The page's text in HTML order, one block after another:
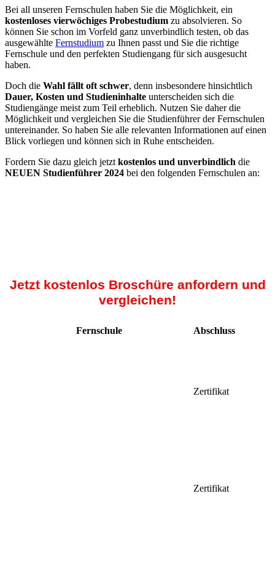
Bei all unseren Fernschulen haben Sie die Möglichkeit, ein
kostenloses vierwöchiges Probestudium zu absolvieren. So
können Sie schon im Vorfeld ganz unverbindlich testen, ob das
ausgewählte Fernstudium zu Ihnen passt und Sie die richtige
Fernschule und den perfekten Studiengang für sich ausgesucht
haben.
Doch die Wahl fällt oft schwer, denn insbesondere hinsichtlich
Dauer, Kosten und Studieninhalte unterscheiden sich die
Studiengänge meist zum Teil erheblich. Nutzen Sie daher die
Möglichkeit und vergleichen Sie die Studienführer der Fernschulen
untereinander. So haben Sie alle relevanten Informationen auf einen
Blick vorliegen und können sich in Ruhe entscheiden.
Fordern Sie dazu gleich jetzt kostenlos und unverbindlich die
NEUEN Studienführer 2024 bei den folgenden Fernschulen an:
Jetzt kostenlos Broschüre anfordern und
vergleichen!
Fernschule Abschluss
Zertifikat
Zertifikat